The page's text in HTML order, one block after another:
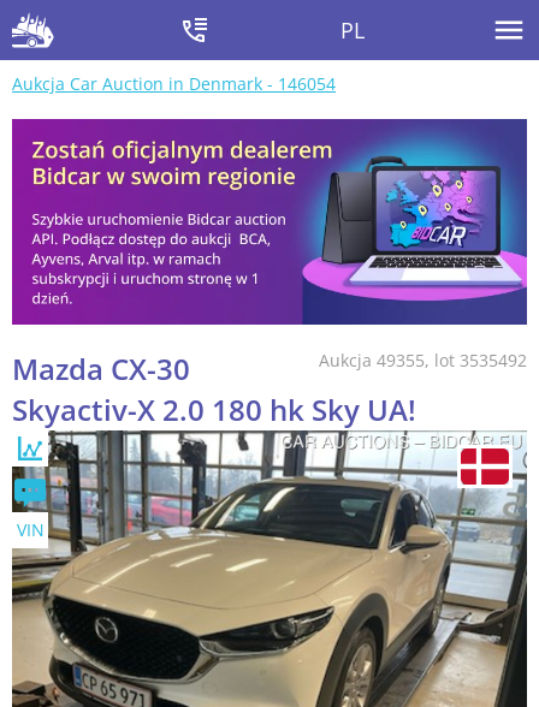
PL
Aukcja Car Auction in Denmark - 146054
Aukcja 49355, lot 3535492
Mazda CX-30
Skyactiv-X 2.0 180 hk Sky UA!
VIN